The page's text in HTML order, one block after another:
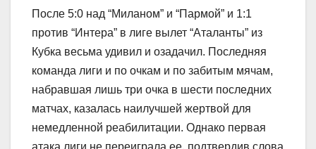
После 5:0 над “Миланом” и “Пармой” и 1:1
против “Интера” в лиге вылет “Аталанты” из
Кубка весьма удивил и озадачил. Последняя
команда лиги и по очкам и по забитым мячам,
набравшая лишь три очка в шести последних
матчах, казалась наилучшей жертвой для
немедленной реабилитации. Однако первая